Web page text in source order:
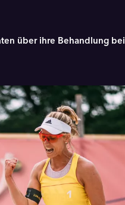
über ihre Behandlung bei